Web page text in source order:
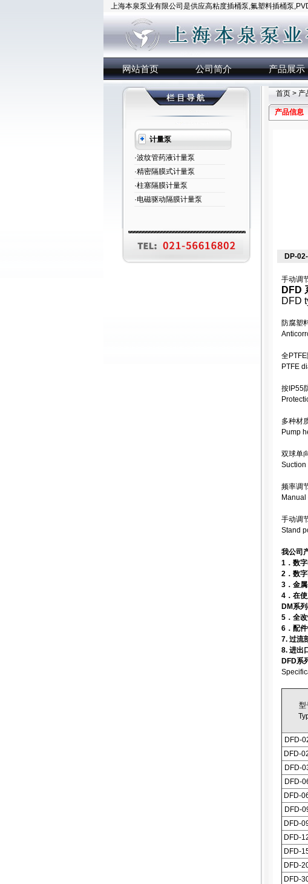
上海本泉泵业有限公司是供应高粘度插桶泵,氟塑料插桶泵
网站首页 公司简介 产品展示
计量泵
·波纹管药液计量泵
·精密隔膜式计量泵
·柱塞隔膜计量泵
·电磁驱动隔膜计量泵
首页> 产
产品信息
DP-
手动调
DFD
DFD
防腐塑
全
PTFE
按IP55
多种材
Pump
双球单
Suction
频率调
手动调
Stand
我公司
1．数
2．数
3．金
4．在
DM系
5．全
6．配件
7. 过流
8. 进出
DFD系
型
DFD-
DFD-
DFD-
DFD-
DFD-
DFD-
DFD-
DFD-
DFD-
DFD-
DFD-